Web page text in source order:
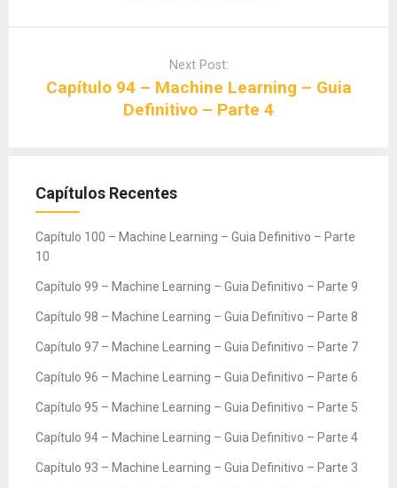
Next Post:
Capítulo 94 – Machine Learning – Guia
Definitivo – Parte 4
Capítulos Recentes
Capítulo 100 – Machine Learning – Guia Definitivo – Parte
10
Capítulo 99 – Machine Learning – Guia Definitivo – Parte 9
Capítulo 98 – Machine Learning – Guia Definitivo – Parte 8
Capítulo 97 – Machine Learning – Guia Definitivo – Parte 7
Capítulo 96 – Machine Learning – Guia Definitivo – Parte 6
Capítulo 95 – Machine Learning – Guia Definitivo – Parte 5
Capítulo 94 – Machine Learning – Guia Definitivo – Parte 4
Capítulo 93 – Machine Learning – Guia Definitivo – Parte 3